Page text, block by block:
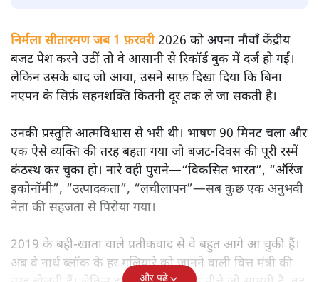
सतीश झा
मोदी सरकार का बजट 2026 बड़े बदलाव का वादा करता दिखता है,
और ठहरे फैसलों के बीच बजट की आलोचनात्मक समीक्षा पढ़िए।
बजट पेश करने उठीं तो वे आसानी से रिकॉर्ड बुक में दर्ज हो गईं।
लेकिन उसके बाद जो आया, उसने साफ़ दिखा दिया कि बिना
नएपन के सिर्फ़ सहनशक्ति कितनी दूर तक ले जा सकती है।